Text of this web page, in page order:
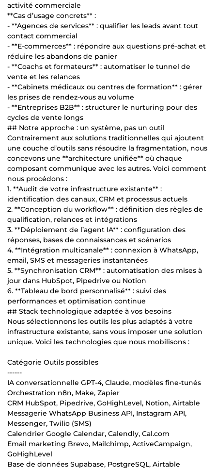
activité commerciale
**Cas d’usage concrets** :
- **Agences de services** : qualifier les leads avant tout
contact commercial
- **E-commerces** : répondre aux questions pré-achat et
réduire les abandons de panier
- **Coachs et formateurs** : automatiser le tunnel de
vente et les relances
- **Cabinets médicaux ou centres de formation** : gérer
les prises de rendez-vous au volume
- **Entreprises B2B** : structurer le nurturing pour des
cycles de vente longs
## Notre approche : un système, pas un outil
Contrairement aux solutions traditionnelles qui ajoutent
une couche d’outils sans résoudre la fragmentation, nous
concevons une **architecture unifiée** où chaque
composant communique avec les autres. Voici comment
nous procédons :
1. **Audit de votre infrastructure existante** :
identification des canaux, CRM et processus actuels
2. **Conception du workflow** : définition des règles de
qualification, relances et intégrations
3. **Déploiement de l’agent IA** : configuration des
réponses, bases de connaissances et scénarios
4. **Intégration multicanale** : connexion à WhatsApp,
email, SMS et messageries instantanées
5. **Synchronisation CRM** : automatisation des mises à
jour dans HubSpot, Pipedrive ou Notion
6. **Tableau de bord personnalisé** : suivi des
performances et optimisation continue
## Stack technologique adaptée à vos besoins
Nous sélectionnons les outils les plus adaptés à votre
infrastructure existante, sans vous imposer une solution
unique. Voici les technologies que nous mobilisons :
Catégorie Outils possibles
------
IA conversationnelle GPT-4, Claude, modèles fine-tunés
Orchestration n8n, Make, Zapier
CRM HubSpot, Pipedrive, GoHighLevel, Notion, Airtable
Messagerie WhatsApp Business API, Instagram API,
Messenger, Twilio (SMS)
Calendrier Google Calendar, Calendly, Cal.com
Email marketing Brevo, Mailchimp, ActiveCampaign,
GoHighLevel
Base de données Supabase, PostgreSQL, Airtable